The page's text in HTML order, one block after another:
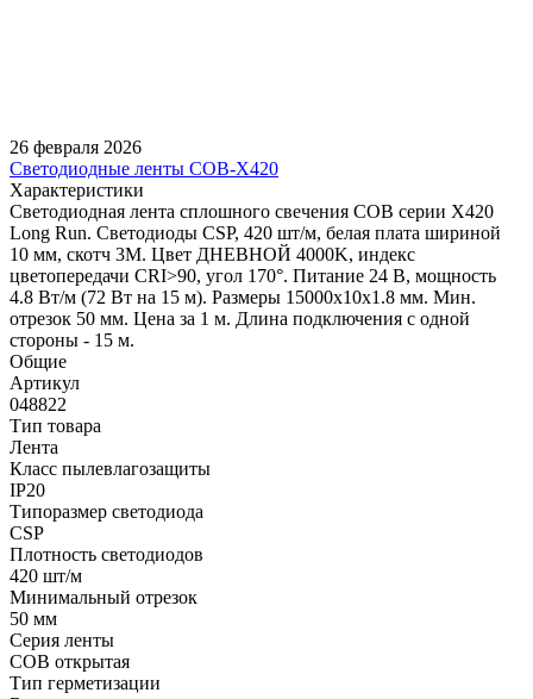
26 февраля 2026
Светодиодные ленты COB-X420
Характеристики
Светодиодная лента сплошного свечения COB серии X420
Long Run. Светодиоды CSP, 420 шт/м, белая плата шириной
10 мм, скотч 3M. Цвет ДНЕВНОЙ 4000K, индекс
цветопередачи CRI>90, угол 170°. Питание 24 В, мощность
4.8 Вт/м (72 Вт на 15 м). Размеры 15000х10х1.8 мм. Мин.
отрезок 50 мм. Цена за 1 м. Длина подключения с одной
стороны - 15 м.
Общие
Артикул
048822
Тип товара
Лента
Класс пылевлагозащиты
IP20
Типоразмер светодиода
CSP
Плотность светодиодов
420 шт/м
Минимальный отрезок
50 мм
Серия ленты
COB открытая
Тип герметизации